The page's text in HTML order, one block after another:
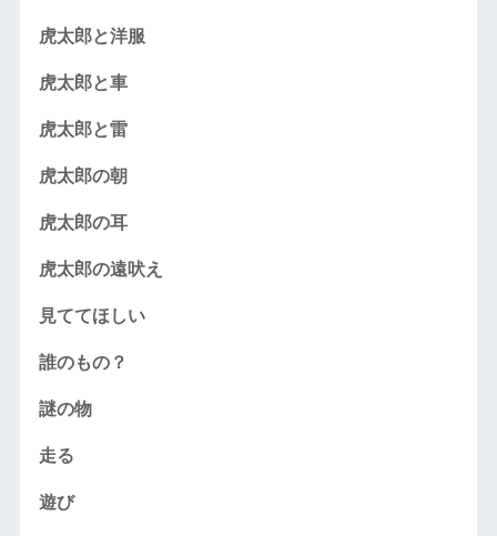
虎太郎と洋服
虎太郎と車
虎太郎と雷
虎太郎の朝
虎太郎の耳
虎太郎の遠吠え
見ててほしい
誰のもの？
謎の物
走る
遊び